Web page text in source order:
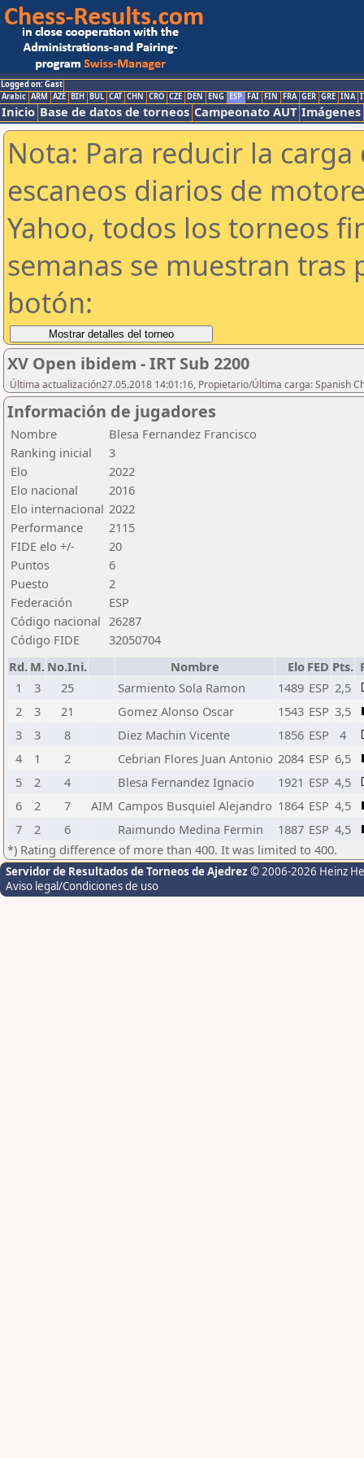
Logged on: Gast
Arabic ARM AZE BIH BUL CAT CHN CRO CZE DEN ENG ESP FAI FIN FRA GER GRE INA
Inicio Base de datos de torneos Campeonato AUT Imágenes
Nota: Para reducir la
escaneos diarios de
Yahoo, todos los torneos
semanas se muestran tras
botón:
XV Open ibidem - IRT Sub 2200
Última actualización27.05.2018 14:01:16, Propietario/Última carga: Spanish
Información de jugadores
Nombre
Blesa Fernandez Francisco
Ranking inicial
3
Elo
2022
Elo nacional
2016
Elo internacional 2022
Performance
2115
FIDE elo +/-
20
Puntos
6
Puesto
2
Federación
ESP
Código nacional 26287
Código FIDE
32050704
Rd. M. No.Ini. Nombre Elo FED Pts.
1
3 25 Sarmiento Sola Ramon 1489 ESP 2,5
2
3 21 Gomez Alonso Oscar 1543 ESP 3,5
3
3 8 Diez Machin Vicente 1856 ESP
4
4
1 2 Cebrian Flores Juan Antonio 2084 ESP 6,5
5
2 4 Blesa Fernandez Ignacio 1921 ESP 4,5
6
2 7 AIM Campos Busquiel Alejandro 1864 ESP 4,5
7
2 6 Raimundo Medina Fermin 1887 ESP 4,5
*) Rating difference of more than 400. It was limited to 400.
Servidor de Resultados de Torneos de Ajedrez © 2006-2026 Heinz
Aviso legal/Condiciones de uso